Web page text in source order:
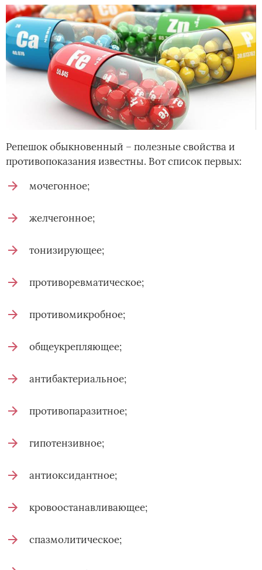
Репешок обыкновенный – полезные свойства и
противопоказания известны. Вот список первых:
мочегонное;
желчегонное;
тонизирующее;
противоревматическое;
противомикробное;
общеукрепляющее;
антибактериальное;
противопаразитное;
гипотензивное;
антиоксидантное;
кровоостанавливающее;
спазмолитическое;